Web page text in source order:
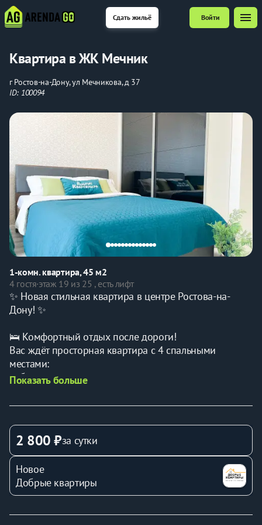
Сдать жильё Войти menu
Квартира в ЖК Мечник
г Ростов-на-Дону, ул Мечникова, д 37
ID: 100094
1-комн. квартира, 45 м2
4 гостя·этаж 19 из 25 , есть лифт
✨ Новая стильная квартира в центре Ростова-на-
Дону! ✨
🛌 Комфортный отдых после дороги!
Вас ждёт просторная квартира с 4 спальными
местами:
— большая двуспальная кровать
БЕЛОСНЕЖНОЕ постельное бельё, мягкие подушки —
🍳 Завтрак в постель? Легко! Мы сотрудничаем с
рестораном Сицилия, и вы можете все заказать у них.
📺 Всё для уюта и комфорта:
— ЖК телевизор и кабельное ТВ
— Wi-Fi
Показать больше
2 800 ₽за сутки
Новое
Добрые квартиры